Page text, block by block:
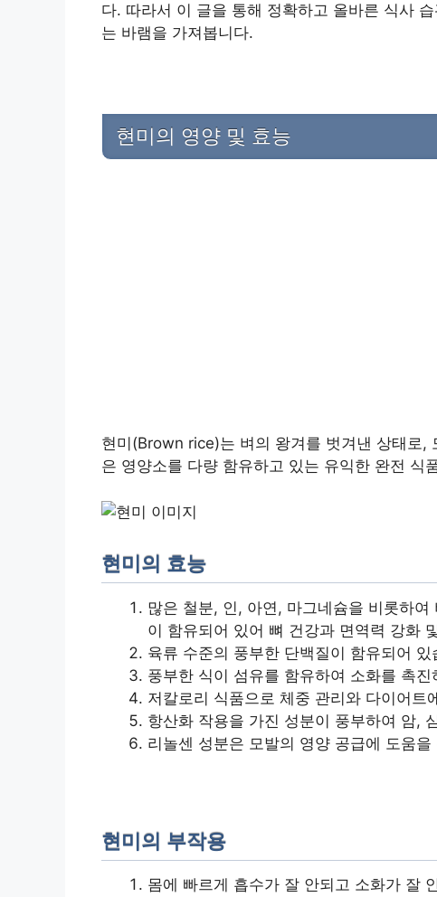
다. 따라서 이 글을 통해 정확하고 올바른 식사
는 바램을 가져봅니다.
현미의 영양 및 효능
현미(Brown rice)는 벼의 왕겨를 벗겨낸 상태로,
은 영양소를 다량 함유하고 있는 유익한 완전 식
현미의 효능
많은 철분, 인, 아연, 마그네슘을 비롯하
이 함유되어 있어 뼈 건강과 면역력 강화
육류 수준의 풍부한 단백질이 함유되어 있
풍부한 식이 섬유를 함유하여 소화를 촉
저칼로리 식품으로 체중 관리와 다이어트
항산화 작용을 가진 성분이 풍부하여 암,
리놀센 성분은 모발의 영양 공급에 도움
현미의 부작용
몸에 빠르게 흡수가 잘 안되고 소화가 잘